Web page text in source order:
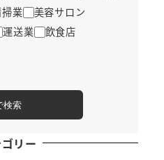
業
美容サロン
運送業 飲食店
検索
リー